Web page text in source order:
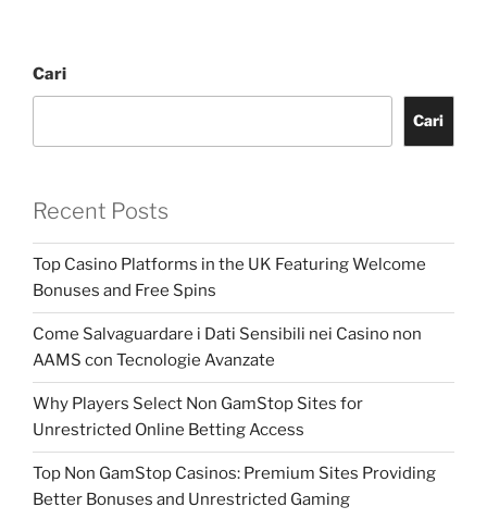
Cari
Cari
Recent Posts
Top Casino Platforms in the UK Featuring Welcome
Bonuses and Free Spins
Come Salvaguardare i Dati Sensibili nei Casino non
AAMS con Tecnologie Avanzate
Why Players Select Non GamStop Sites for
Unrestricted Online Betting Access
Top Non GamStop Casinos: Premium Sites Providing
Better Bonuses and Unrestricted Gaming